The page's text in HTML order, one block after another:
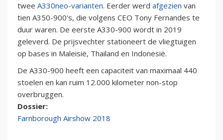
twee A330neo-varianten. Eerder werd afgezien van
tien A350-900's, die volgens CEO Tony Fernandes te
duur waren. De eerste A330-900 wordt in 2019
geleverd. De prijsvechter stationeert de vliegtuigen
op bases in Maleisië, Thailand en Indonesië.
De A330-900 heeft een capaciteit van maximaal 440
stoelen en kan ruim 12.000 kilometer non-stop
overbruggen.
Dossier:
Farnborough Airshow 2018